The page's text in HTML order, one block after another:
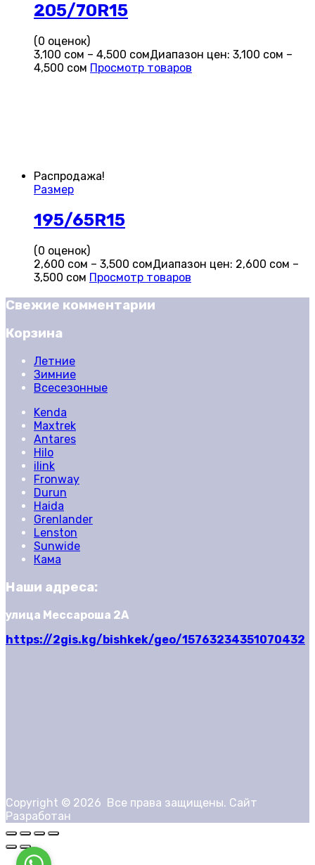
205/70R15
(0 оценок)
3,100 сом – 4,500 сомДиапазон цен: 3,100 сом –
4,500 сом Просмотр товаров
Распродажа!
Размер
195/65R15
(0 оценок)
2,600 сом – 3,500 сомДиапазон цен: 2,600 сом –
3,500 сом Просмотр товаров
Свежие комментарии
Корзина
Летние
Зимние
Всесезонные
Kenda
Maxtrek
Antares
Hilo
ilink
Fronway
Durun
Haida
Grenlander
Lenston
Sunwide
Кама
Наши адреса:
улица Мессароша 2А
https://2gis.kg/bishkek/geo/15763234351070432
Copyright © 2026 Все права защищены. Сайт
Разработан